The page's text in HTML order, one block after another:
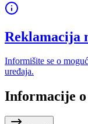
Reklamacija
Informišite se o
uređaja.
Informacije